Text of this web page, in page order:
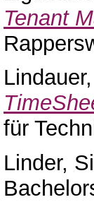
Tenant
für
Linder,